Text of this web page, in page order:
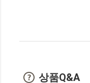
상품Q&A